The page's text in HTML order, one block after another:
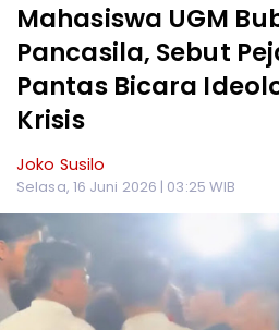
Mahasiswa UGM
Pancasila, Sebut
Pantas Bicara
Krisis
Joko Susilo
Selasa, 16 Juni 2026 | 03:25 WIB